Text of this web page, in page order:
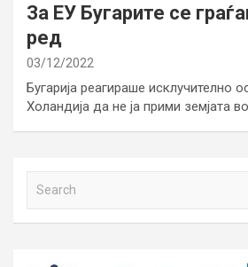
За ЕУ Бугарите се
ред
03/12/2022
Бугарија реагираше исклучително
Холандија да не ја прими земјата